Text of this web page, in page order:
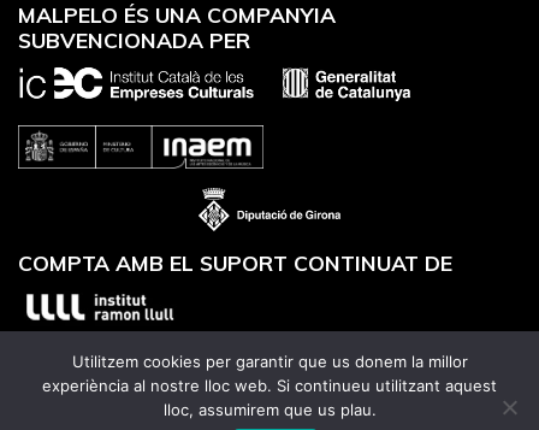
MALPELO ÉS UNA COMPANYIA
SUBVENCIONADA PER
COMPTA AMB EL SUPORT CONTINUAT DE
Utilitzem cookies per garantir que us donem la millor
experiència al nostre lloc web. Si continueu utilitzant aquest
lloc, assumirem que us plau.